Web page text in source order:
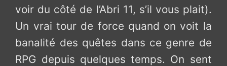
voir du côté de l’Abri 11, s’il vous plait).
Un vrai tour de force quand on voit la
banalité des quêtes dans ce genre de
RPG depuis quelques temps. On sent